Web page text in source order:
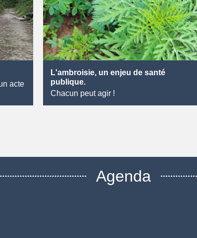
acte
L'ambroisie, un enjeu de santé
publique.
Chacun peut agir !
Agenda